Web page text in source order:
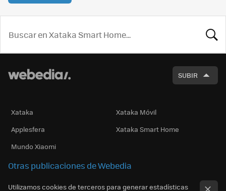
SUBIR
Xataka
Xataka Móvil
Applesfera
Xataka Smart Home
Mundo Xiaomi
Otras publicaciones de Webedia
Utilizamos cookies de terceros para generar estadísticas